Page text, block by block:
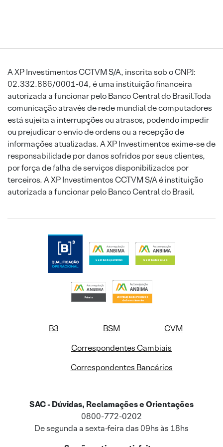
A XP Investimentos CCTVM S/A, inscrita sob o CNPJ:
02.332.886/0001-04, é uma instituição financeira
autorizada a funcionar pelo Banco Central do Brasil.Toda
comunicação através de rede mundial de computadores
está sujeita a interrupções ou atrasos, podendo impedir
ou prejudicar o envio de ordens ou a recepção de
informações atualizadas. A XP Investimentos exime-se de
responsabilidade por danos sofridos por seus clientes,
por força de falha de serviços disponibilizados por
terceiros. A XP Investimentos CCTVM S/A é instituição
autorizada a funcionar pelo Banco Central do Brasil.
B3 BSM
CVM
Correspondentes Cambiais
Correspondentes Bancários
SAC - Dúvidas, Reclamações e Orientações
0800-772-0202
De segunda a sexta-feira das 09hs às 18hs